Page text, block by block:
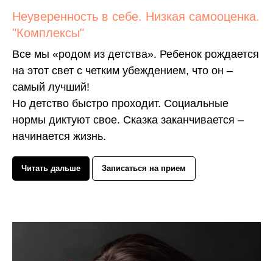
Неуверенность в себе. Низкая самооценка.
"Комплексы"
Все мы «родом из детства». Ребенок рождается
на этот свет с четким убеждением, что он –
самый лучший!
Но детство быстро проходит. Социальные
нормы диктуют свое. Сказка заканчивается –
начинается жизнь.
Читать дальше Записаться на прием